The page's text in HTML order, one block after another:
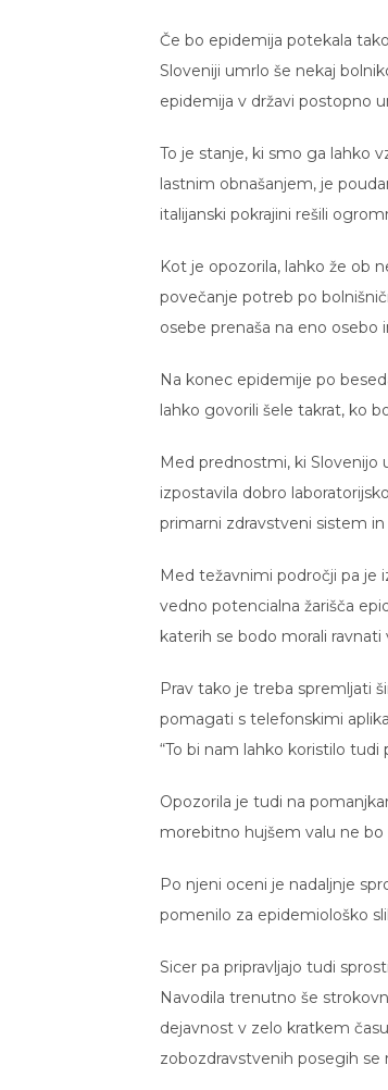
Če bo epidemija potekala
Sloveniji umrlo še nekaj
epidemija v državi postopno
To je stanje, ki smo ga lahko
lastnim obnašanjem, je
italijanski pokrajini rešili
Kot je opozorila, lahko že ob
povečanje potreb po
osebe prenaša na eno osebo
Na konec epidemije po
lahko govorili šele takrat, ko
Med prednostmi, ki Slovenijo
izpostavila dobro
primarni zdravstveni sistem
Med težavnimi področji pa je
vedno potencialna žarišča
katerih se bodo morali
Prav tako je treba spremljati
pomagati s telefonskimi
“To bi nam lahko koristilo
Opozorila je tudi na
morebitno hujšem valu ne bo
Po njeni oceni je nadaljnje
pomenilo za epidemiološko
Sicer pa pripravljajo tudi
Navodila trenutno še
dejavnost v zelo kratkem
zobozdravstvenih posegih se